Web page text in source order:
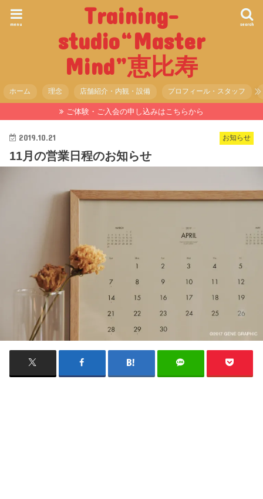
Training-
studio“Master
Mind”恵比寿
search
menu
ホーム 理念 店舗紹介・内観・設備 プロフィール・スタッフ
ご体験・ご入会の申し込みはこちらから
お知らせ
2019.10.21
11月の営業日程のお知らせ